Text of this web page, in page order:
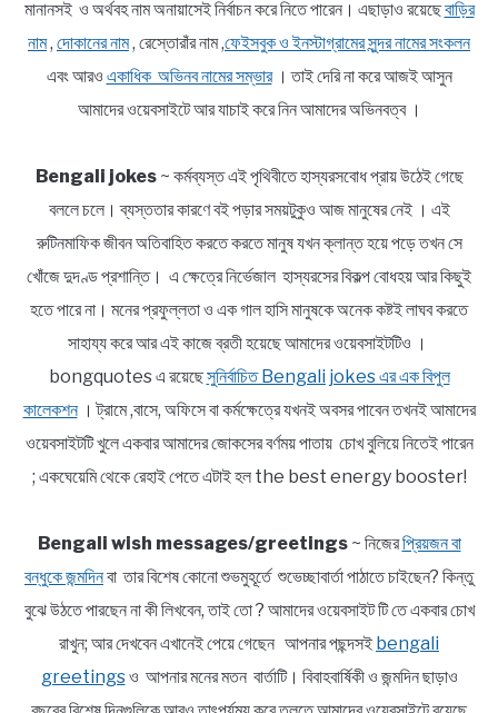
মানানসই ও অর্থবহ নাম অনায়াসেই নির্বাচন করে নিতে পারেন। এছাড়াও রয়েছেবাড়ির
নাম, দোকানের নাম, রেস্তোরাঁর নাম ,ফেইসবুক ও ইনস্টাগ্রামের সুন্দর নামের সংকলন
এবং আরও একাধিক অভিনব নামের সম্ভার। তাই দেরি না করে আজই আসুন
আমাদের ওয়েবসাইটে আর যাচাই করে নিন আমাদের অভিনবত্ব ।
Bengali jokes~ কর্মব্যস্ত এই পৃথিবীতে হাস্যরসবোধ প্রায় উঠেই গেছে
বললে চলে। ব্যস্ততার কারণে বই পড়ার সময়টুকুও আজ মানুষের নেই । এই
রুটিনমাফিক জীবন অতিবাহিত করতে করতে মানুষ যখন ক্লান্ত হয়ে পড়ে তখন সে
খোঁজে দুদণ্ড প্রশান্তি। এ ক্ষেত্রে নির্ভেজাল হাস্যরসের বিকল্প বোধহয় আর কিছুই
হতে পারে না। মনের প্রফুল্লতা ও এক গাল হাসি মানুষকে অনেক কষ্টই লাঘব করতে
সাহায্য করে আর এই কাজে ব্রতী হয়েছে আমাদের ওয়েবসাইটটিও ।
bongquotes এ রয়েছেসুনির্বাচিত Bengali jokes এর এক বিপুল
কালেকশন। ট্রামে ,বাসে, অফিসে বা কর্মক্ষেত্রে যখনই অবসর পাবেন তখনই আমাদের
ওয়েবসাইটটি খুলে একবার আমাদের জোকসের বর্ণময় পাতায় চোখ বুলিয়ে নিতেই পারেন
; একঘেয়েমি থেকে রেহাই পেতে এটাই হল the best energy booster!
Bengali wish messages/greetings~ নিজেরপ্রিয়জন বা
বন্ধুকে জন্মদিনবা তার বিশেষ কোনো শুভমুহূর্তে শুভেচ্ছাবার্তা পাঠাতে চাইছেন? কিন্তু
বুঝে উঠতে পারছেন না কী লিখবেন, তাই তো ? আমাদের ওয়েবসাইট টি তে একবার চোখ
রাখুন; আর দেখবেন এখানেই পেয়ে গেছেন আপনার পছন্দসই bengali
greetingsও আপনার মনের মতন বার্তাটি। বিবাহবার্ষিকী ও জন্মদিন ছাড়াও